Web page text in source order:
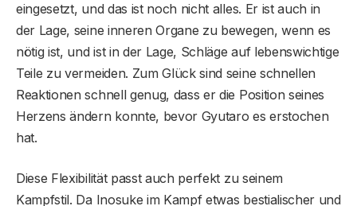
eingesetzt, und das ist noch nicht alles. Er ist auch in
der Lage, seine inneren Organe zu bewegen, wenn es
nötig ist, und ist in der Lage, Schläge auf lebenswichtige
Teile zu vermeiden. Zum Glück sind seine schnellen
Reaktionen schnell genug, dass er die Position seines
Herzens ändern konnte, bevor Gyutaro es erstochen
hat.
Diese Flexibilität passt auch perfekt zu seinem
Kampfstil. Da Inosuke im Kampf etwas bestialischer und